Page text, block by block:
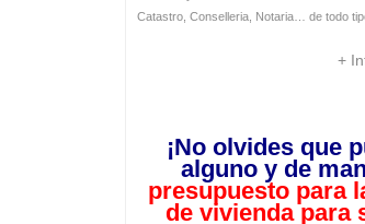
Catastro, Conselleria, Notaria… de todo
+
¡No olvides que
alguno y de
presupuesto para
de vivienda para